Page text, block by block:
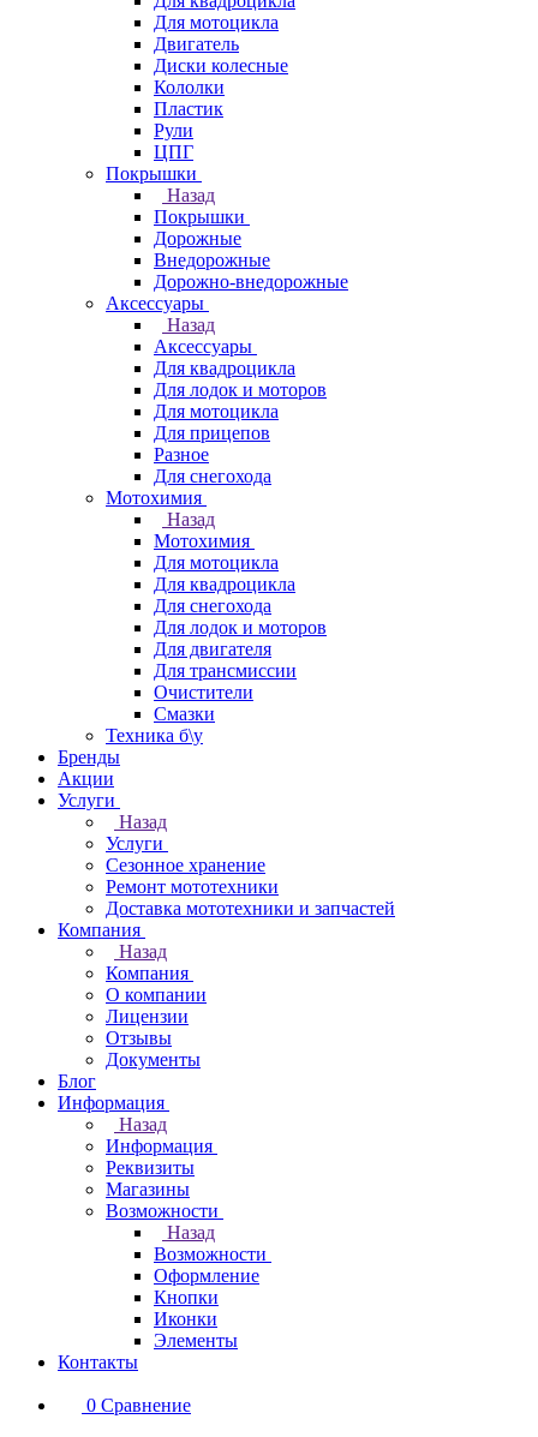
Для мотоцикла
Двигатель
Диски колесные
Кололки
Пластик
Рули
ЦПГ
Покрышки
Назад
Покрышки
Дорожные
Внедорожные
Дорожно-внедорожные
Аксессуары
Назад
Аксессуары
Для квадроцикла
Для лодок и моторов
Для мотоцикла
Для прицепов
Разное
Для снегохода
Мотохимия
Назад
Мотохимия
Для мотоцикла
Для квадроцикла
Для снегохода
Для лодок и моторов
Для двигателя
Для трансмиссии
Очистители
Смазки
Техника б\у
Бренды
Акции
Услуги
Назад
Услуги
Сезонное хранение
Ремонт мототехники
Доставка мототехники и запчастей
Компания
Назад
Компания
О компании
Лицензии
Отзывы
Документы
Блог
Информация
Назад
Информация
Реквизиты
Магазины
Возможности
Назад
Возможности
Оформление
Кнопки
Иконки
Элементы
Контакты
0 Сравнение